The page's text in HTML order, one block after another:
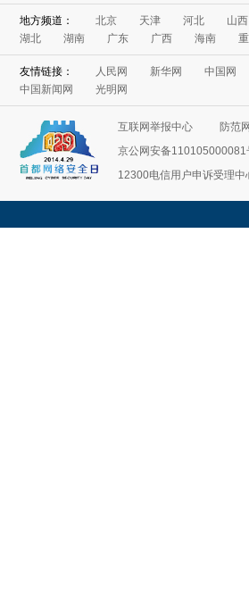
地方频道： 北京 天津 河北
山西
湖北
湖南 广东 广西 海南
友情链接： 人民网 新华网
中国网
中国新闻网
光明网
互联网举报中心
防范
京公网安备110105000081
12300电信用户申诉受理中